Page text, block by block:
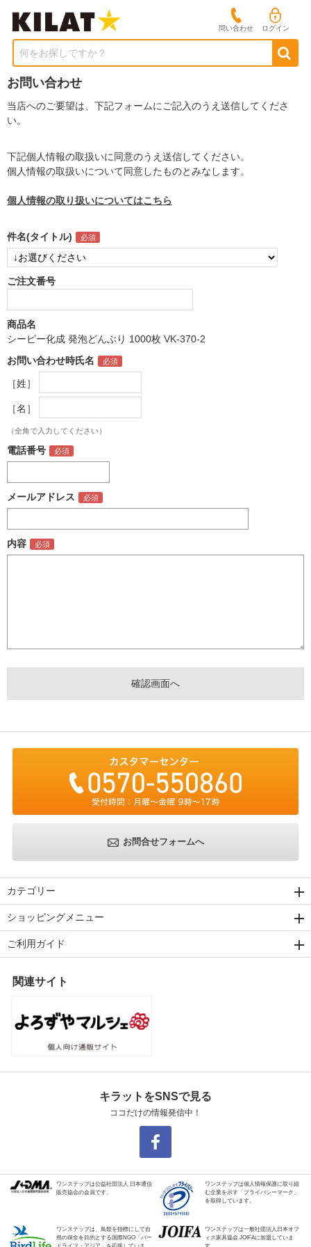
問い合わせ ログイン
何をお探しですか？
お問い合わせ
当店へのご要望は、下記フォームにご記入のうえ送信してくださ
い。
下記個人情報の取扱いに同意のうえ送信してください。
個人情報の取扱いについて同意したものとみなします。
個人情報の取り扱いについてはこちら
件名(タイトル)
ご注文番号
商品名
シーピー化成 発泡どんぶり 1000枚 VK-370-2
お問い合わせ時氏名
［姓］
［名］
（全角で入力してください）
電話番号
メールアドレス
内容
お問合せフォームへ
カテゴリー
ショッピングメニュー
ご利用ガイド
関連サイト
キラットをSNSで見る
ココだけの情報発信中！
ワンステップは公益社団法人 日本通信
販売協会の会員です。
ワンステップは個人情報保護に取り組
む企業を示す「プライバシーマーク」
を取得しています。
ワンステップは、鳥類を指標にして自
然の保全を目的とする国際NGO「バー
ワンステップは一般社団法人日本オフ
ィス家具協会 JOIFAに加盟していま